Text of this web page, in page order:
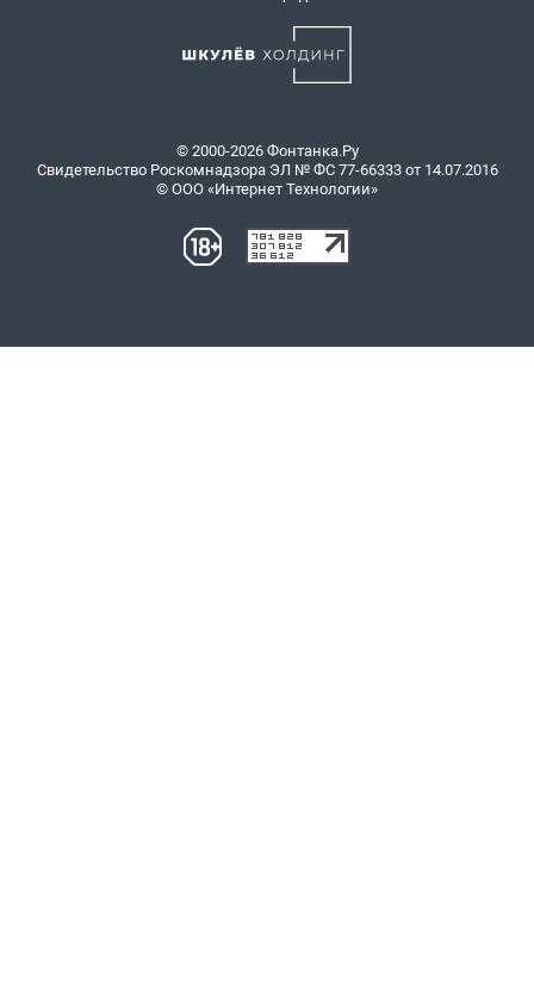
© 2000-2026 Фонтанка.Ру
Свидетельство Роскомнадзора ЭЛ № ФС 77-66333 от 14.07.2016
© ООО «Интернет Технологии»